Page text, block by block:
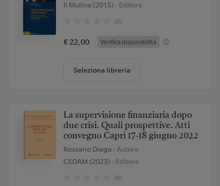
Il Mulino (2015)- Editore
(0)
€ 22,00 Verifica disponibilità
Seleziona libreria
La supervisione finanziaria dopo
due crisi. Quali prospettive. Atti
convegno Capri 17-18 giugno 2022
Rossano Diego - Autore
CEDAM (2023)- Editore
(0)